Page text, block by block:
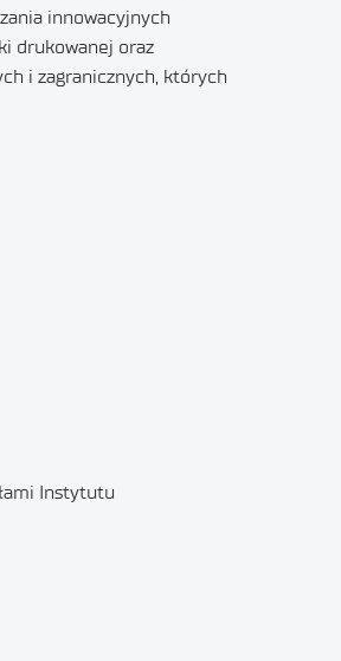
innowacyjnych
drukowanej oraz
i zagranicznych, których
Instytutu